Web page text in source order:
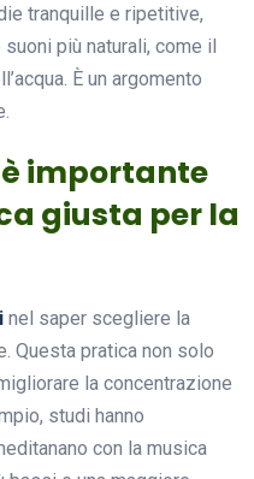
tranquille e ripetitive,
più naturali, come il
È un argomento
è importante
giusta per la
nel saper scegliere la
Questa pratica non solo
la concentrazione
studi hanno
con la musica